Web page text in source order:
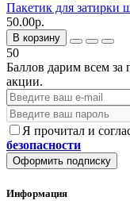
Пакетик для затирки
50.00р.
В корзину
50
Баллов дарим всем за
акции.
Я прочитал и
безопасности
Оформить подписку
Информация